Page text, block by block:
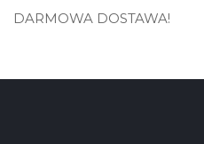
DARMOWA DOSTAWA!